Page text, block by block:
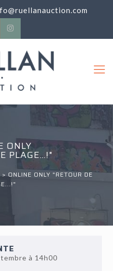
ONLY
PLAGE...!"
>ONLINE ONLY "RETOUR DE
à 14h00